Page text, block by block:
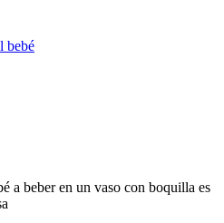
bebé
a beber en un vaso con boquilla es